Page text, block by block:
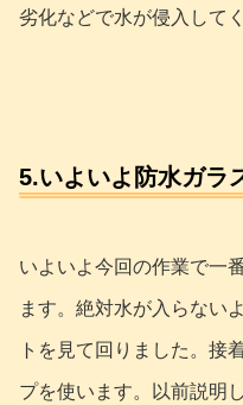
劣化などで水が侵入して
5.いよいよ防水ガラ
いよいよ今回の作業で一
ます。絶対水が入らない
トを見て回りました。接
プを使います。以前説明